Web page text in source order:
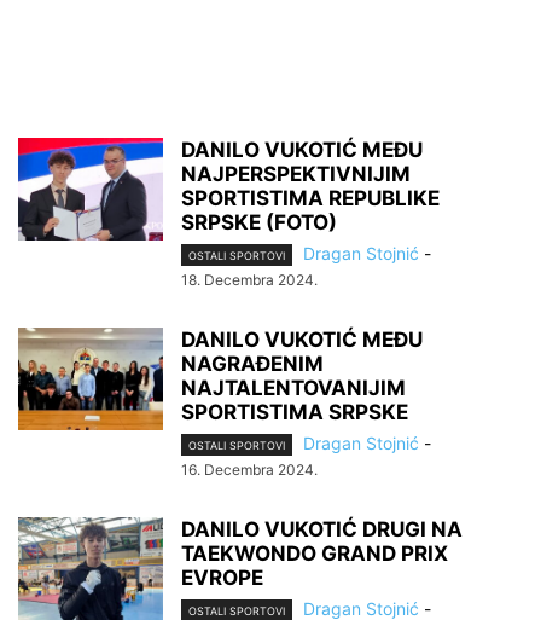
DANILO VUKOTIĆ MEĐU
NAJPERSPEKTIVNIJIM
SPORTISTIMA REPUBLIKE
SRPSKE (FOTO)
OSTALI SPORTOVI Dragan Stojnić -
18. Decembra 2024.
DANILO VUKOTIĆ MEĐU
NAGRAĐENIM
NAJTALENTOVANIJIM
SPORTISTIMA SRPSKE
OSTALI SPORTOVI Dragan Stojnić -
16. Decembra 2024.
DANILO VUKOTIĆ DRUGI NA
TAEKWONDO GRAND PRIX
EVROPE
OSTALI SPORTOVI Dragan Stojnić -